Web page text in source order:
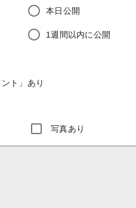
本日公開
1週間以内に公開
ント」あり
写真あり